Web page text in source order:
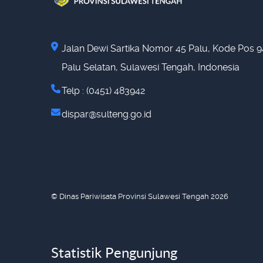
Jalan Dewi Sartika Nomor 45 Palu, Kode Pos
Palu Selatan, Sulawesi Tengah, Indonesia
Telp : (0451) 483942
dispar@sulteng.go.id
© Dinas Pariwisata Provinsi Sulawesi Tengah 2026
Statistik Pengunjung